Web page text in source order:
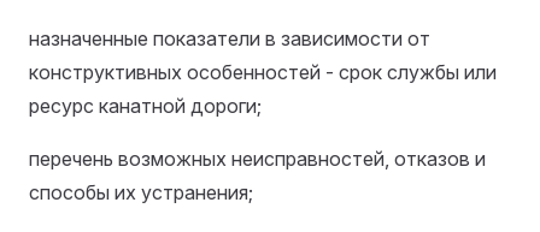
назначенные показатели в зависимости от
конструктивных особенностей - срок службы или
ресурс канатной дороги;
перечень возможных неисправностей, отказов и
способы их устранения;